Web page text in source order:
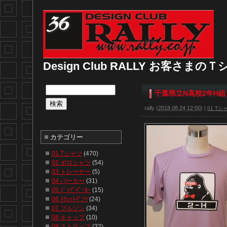
Design Club RALLY お客さまのＴ
千葉県立N高校2年H組
rally (2018.08.24 12:00) | 01 Tシ
カテゴリー
01 Tシャツ (470)
02 ポロシャツ (54)
03 トレーナー (5)
04 パーカー (31)
05 ｼﾞｯﾌﾟﾊﾟｰｶｰ (15)
06 ｽｳｪｯﾄﾊﾟﾝﾂ (24)
07 ブルゾン (34)
08 キャップ(10)